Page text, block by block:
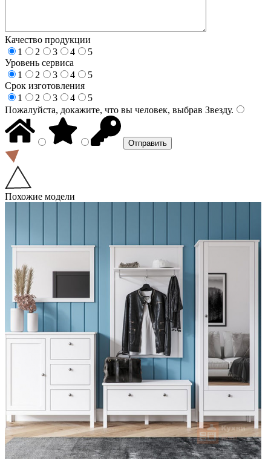
Качество продукции
1
2 3 4
5
Уровень сервиса
1
2 3 4
5
Срок изготовления
1
2 3 4
5
Пожалуйста, докажите, что вы человек, выбрав Звезду.
Похожие модели